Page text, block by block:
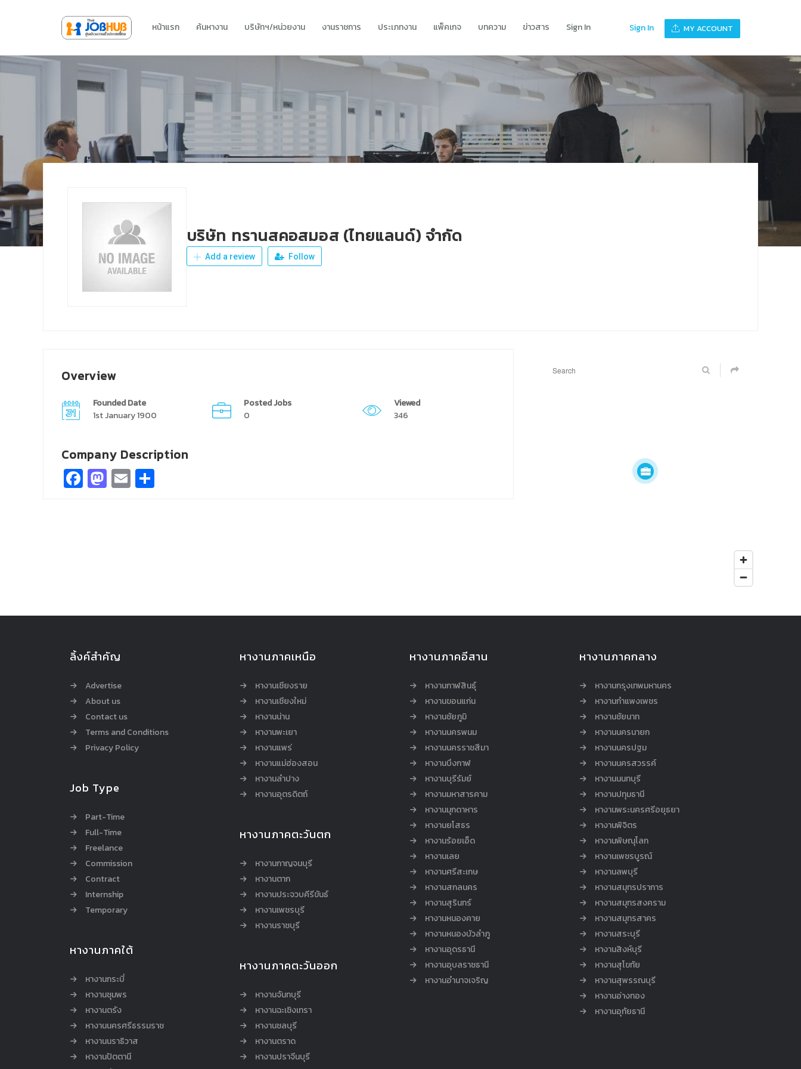
หน้าแรก ค้นหางาน บริษัทฯ/หน่วยงาน งานราชการ ประเภทงาน แพ็คเกจ บทความ ข่าวสาร Sign In Sign In MY ACCOUNT
บริษัท ทรานสคอสมอส (ไทยแลนด์) จำกัด
Add a review Follow
Overview
Founded Date
1st January 1900
Posted Jobs
0
Viewed
346
Company Description
Facebook
Mastodon
Email
ลิ้งค์สำคัญ
Advertise
About us
Contact us
Terms and Conditions
Privacy Policy
Job Type
Part-Time
Full-Time
Freelance
Commission
Contract
Internship
Temporary
หางานภาคใต้
หางานกระบี่
หางานชุมพร
หางานตรัง
หางานนครศรีธรรมราช
หางานนราธิวาส
หางานปัตตานี
หางานภาคเหนือ
หางานเชียงราย
หางานเชียงใหม่
หางานน่าน
หางานพะเยา
หางานแพร่
หางานแม่ฮ่องสอน
หางานลำปาง
หางานอุตรดิตถ์
หางานภาคตะวันตก
หางานกาญจนบุรี
หางานตาก
หางานประจวบคีรีขันธ์
หางานเพชรบุรี
หางานราชบุรี
หางานภาคตะวันออก
หางานจันทบุรี
หางานฉะเชิงเทรา
หางานชลบุรี
หางานตราด
หางานปราจีนบุรี
หางานภาคอีสาน
หางานกาฬสินธุ์
หางานขอนแก่น
หางานชัยภูมิ
หางานนครพนม
หางานนครราชสีมา
หางานบึงกาฬ
หางานบุรีรัมย์
หางานมหาสารคาม
หางานมุกดาหาร
หางานยโสธร
หางานร้อยเอ็ด
หางานเลย
หางานศรีสะเกษ
หางานสกลนคร
หางานสุรินทร์
หางานหนองคาย
หางานหนองบัวลำภู
หางานอุดรธานี
หางานอุบลราชธานี
หางานอำนาจเจริญ
หางานภาคกลาง
หางานกรุงเทพมหานคร
หางานกำแพงเพชร
หางานชัยนาท
หางานนครนายก
หางานนครปฐม
หางานนครสวรรค์
หางานนนทบุรี
หางานปทุมธานี
หางานพระนครศรีอยุธยา
หางานพิจิตร
หางานพิษณุโลก
หางานเพชรบูรณ์
หางานลพบุรี
หางานสมุทรปราการ
หางานสมุทรสงคราม
หางานสมุทรสาคร
หางานสระบุรี
หางานสิงห์บุรี
หางานสุโขทัย
หางานสุพรรณบุรี
หางานอ่างทอง
หางานอุทัยธานี